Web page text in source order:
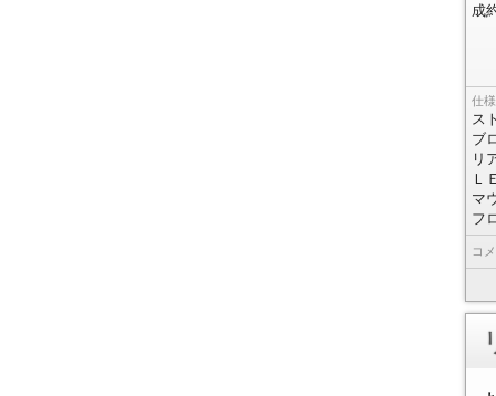
成
仕
ス
ブ
リ
Ｌ
マ
フ
コ